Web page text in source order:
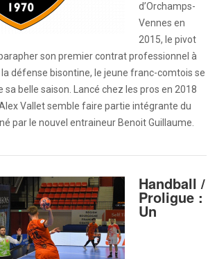
d’Orchamps-
Vennes en
2015, le pivot
son premier contrat professionnel à
la défense bisontine, le jeune franc-comtois se
belle saison. Lancé chez les pros en 2018
Vallet semble faire partie intégrante du
par le nouvel entraineur Benoit Guillaume.
Handball /
Proligue :
Un